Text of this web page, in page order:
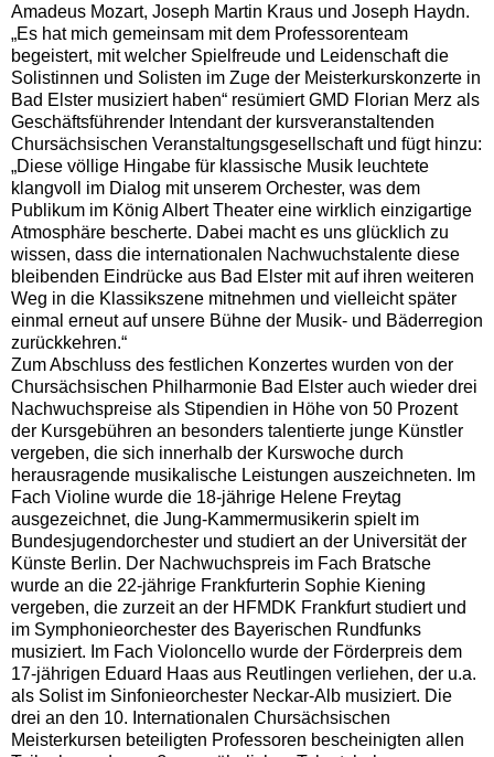
Amadeus Mozart, Joseph Martin Kraus und Joseph Haydn.
„Es hat mich gemeinsam mit dem Professorenteam
begeistert, mit welcher Spielfreude und Leidenschaft die
Solistinnen und Solisten im Zuge der Meisterkurskonzerte in
Bad Elster musiziert haben“ resümiert GMD Florian Merz als
Geschäftsführender Intendant der kursveranstaltenden
Chursächsischen Veranstaltungsgesellschaft und fügt hinzu:
„Diese völlige Hingabe für klassische Musik leuchtete
klangvoll im Dialog mit unserem Orchester, was dem
Publikum im König Albert Theater eine wirklich einzigartige
Atmosphäre bescherte. Dabei macht es uns glücklich zu
wissen, dass die internationalen Nachwuchstalente diese
bleibenden Eindrücke aus Bad Elster mit auf ihren weiteren
Weg in die Klassikszene mitnehmen und vielleicht später
einmal erneut auf unsere Bühne der Musik- und Bäderregion
zurückkehren.“
Zum Abschluss des festlichen Konzertes wurden von der
Chursächsischen Philharmonie Bad Elster auch wieder drei
Nachwuchspreise als Stipendien in Höhe von 50 Prozent
der Kursgebühren an besonders talentierte junge Künstler
vergeben, die sich innerhalb der Kurswoche durch
herausragende musikalische Leistungen auszeichneten. Im
Fach Violine wurde die 18-jährige Helene Freytag
ausgezeichnet, die Jung-Kammermusikerin spielt im
Bundesjugendorchester und studiert an der Universität der
Künste Berlin. Der Nachwuchspreis im Fach Bratsche
wurde an die 22-jährige Frankfurterin Sophie Kiening
vergeben, die zurzeit an der HFMDK Frankfurt studiert und
im Symphonieorchester des Bayerischen Rundfunks
musiziert. Im Fach Violoncello wurde der Förderpreis dem
17-jährigen Eduard Haas aus Reutlingen verliehen, der u.a.
als Solist im Sinfonieorchester Neckar-Alb musiziert. Die
drei an den 10. Internationalen Chursächsischen
Meisterkursen beteiligten Professoren bescheinigten allen